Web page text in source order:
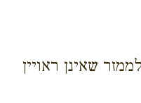
שאינן ראויין